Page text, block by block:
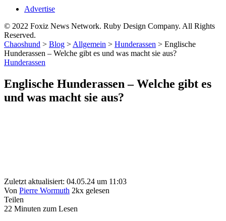
Advertise
© 2022 Foxiz News Network. Ruby Design Company. All Rights
Reserved.
Chaoshund > Blog > Allgemein > Hunderassen > Englische
Hunderassen – Welche gibt es und was macht sie aus?
Hunderassen
Englische Hunderassen – Welche gibt es
und was macht sie aus?
Zuletzt aktualisiert: 04.05.24 um 11:03
Von Pierre Wormuth 2kx gelesen
Teilen
22 Minuten zum Lesen